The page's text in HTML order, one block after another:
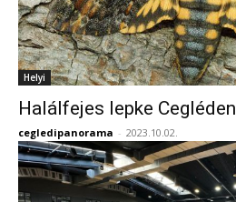
Helyi
Halálfejes lepke Cegléden
cegledipanorama - 2023.10.02.